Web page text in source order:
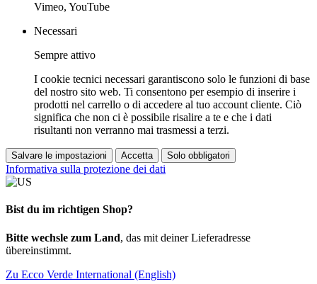
Vimeo, YouTube
Necessari
Sempre attivo
I cookie tecnici necessari garantiscono solo le funzioni di base
del nostro sito web. Ti consentono per esempio di inserire i
prodotti nel carrello o di accedere al tuo account cliente. Ciò
significa che non ci è possibile risalire a te e che i dati
risultanti non verranno mai trasmessi a terzi.
Salvare le impostazioni Accetta Solo obbligatori
Informativa sulla protezione dei dati
Bist du im richtigen Shop?
Bitte wechsle zum Land, das mit deiner Lieferadresse
übereinstimmt.
Zu Ecco Verde International (English)